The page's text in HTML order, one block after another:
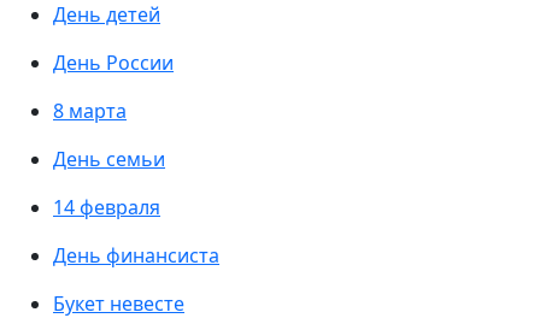
День детей
День России
8 марта
День семьи
14 февраля
День финансиста
Букет невесте